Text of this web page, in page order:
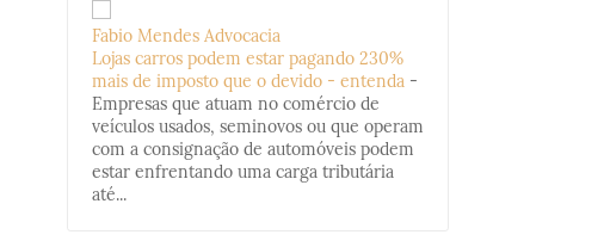
Fabio Mendes Advocacia
Lojas carros podem estar pagando 230%
mais de imposto que o devido - entenda -
Empresas que atuam no comércio de
veículos usados, seminovos ou que operam
com a consignação de automóveis podem
estar enfrentando uma carga tributária
até...